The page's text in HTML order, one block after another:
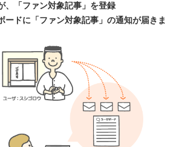
、「ファン対象記事」を登録
ードに「ファン対象記事」の通知が届きま